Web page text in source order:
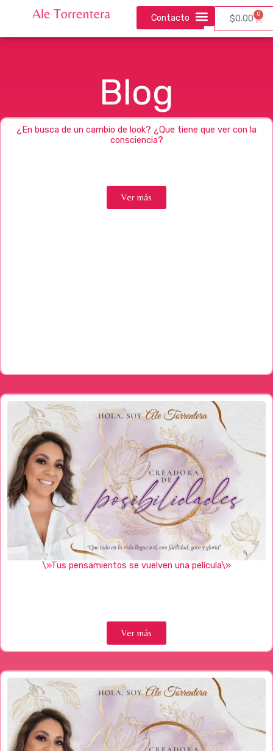
contenido
Contacto $0.00 0
Blog
¿En busca de un cambio de look? ¿Que tiene que ver con la
consciencia?
Ver más
\»Tus pensamientos se vuelven una película\»
Ver más
PáginaPáginaPáginaPágina